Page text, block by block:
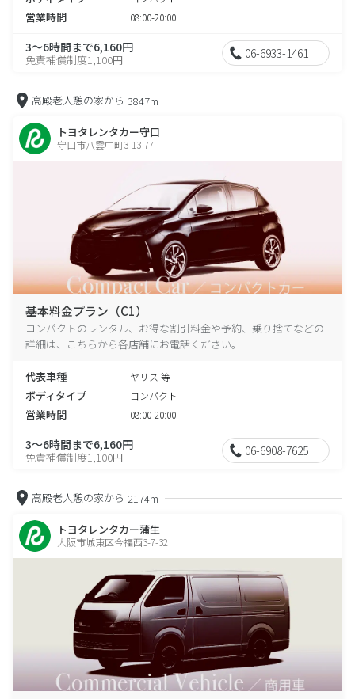
営業時間 08:00-20:00
3～6時間まで6,160円
免責補償制度1,100円 06-6933-1461
高殿老人憩の家から 3847m
トヨタレンタカー守口
守口市八雲中町3-13-77
基本料金プラン（C1）
コンパクトのレンタル、お得な割引料金や予約、乗り捨てなどの
詳細は、こちらから各店舗にお電話ください。
代表車種 ヤリス 等
ボディタイプ コンパクト
営業時間 08:00-20:00
3～6時間まで6,160円
免責補償制度1,100円 06-6908-7625
高殿老人憩の家から 2174m
トヨタレンタカー蒲生
大阪市城東区今福西3-7-32